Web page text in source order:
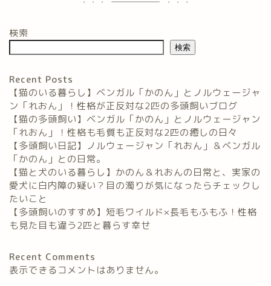
検索
検索
Recent Posts
【猫のいる暮らし】ベンガル「かのん」とノルウェージャ
ン「れおん」！性格が正反対な2匹の多頭飼いブログ
【猫の多頭飼い】ベンガル「かのん」とノルウェージャン
「れおん」！性格も毛質も正反対な2匹の癒しの日々
【多頭飼い日記】ノルウェージャン「れおん」＆ベンガル
「かのん」との日常。
【猫と犬のいる暮らし】かのん＆れおんの日常と、実家の
愛犬に白内障の疑い？目の濁りが気になったらチェックし
たいこと
【多頭飼いのすすめ】短毛ワイルド×長毛もふもふ！性格
も見た目も違う2匹と暮らす幸せ
Recent Comments
表示できるコメントはありません。